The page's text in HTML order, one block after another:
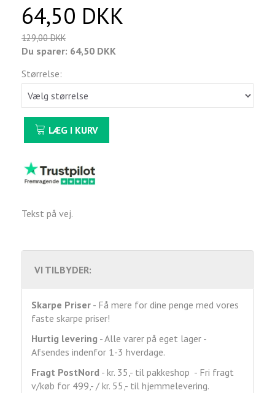
64,50 DKK
129,00 DKK
Du sparer: 64,50 DKK
Størrelse:
LÆG I KURV
Tekst på vej.
VI TILBYDER:
Skarpe Priser - Få mere for dine penge med vores
faste skarpe priser!
Hurtig levering - Alle varer på eget lager -
Afsendes indenfor 1-3 hverdage.
Fragt PostNord - kr. 35,- til pakkeshop - Fri fragt
v/køb for 499,- / kr. 55,- til hjemmelevering.